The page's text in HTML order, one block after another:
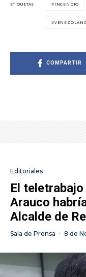
ETIQUETAS INCENDIO
COMPARTIR
Editoriales
El
Arauco
Alcalde de
Sala de Prensa · 8 de